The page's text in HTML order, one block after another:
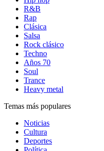
R&B
Rap
Clásica
Salsa
Rock clásico
Techno
Años 70
Soul
Trance
Heavy metal
Temas más populares
Noticias
Cultura
Deportes